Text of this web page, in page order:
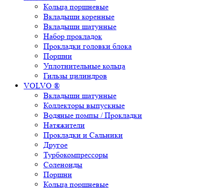
Кольца поршневые
Вкладыши коренные
Вкладыши шатунные
Набор прокладок
Прокладки головки блока
Поршни
Уплотнительные кольца
Гильзы цилиндров
VOLVO ®
Вкладыши шатунные
Коллекторы выпускные
Водяные помпы / Прокладки
Натяжители
Прокладки и Сальники
Другое
Турбокомпрессоры
Соленоиды
Поршни
Кольца поршневые